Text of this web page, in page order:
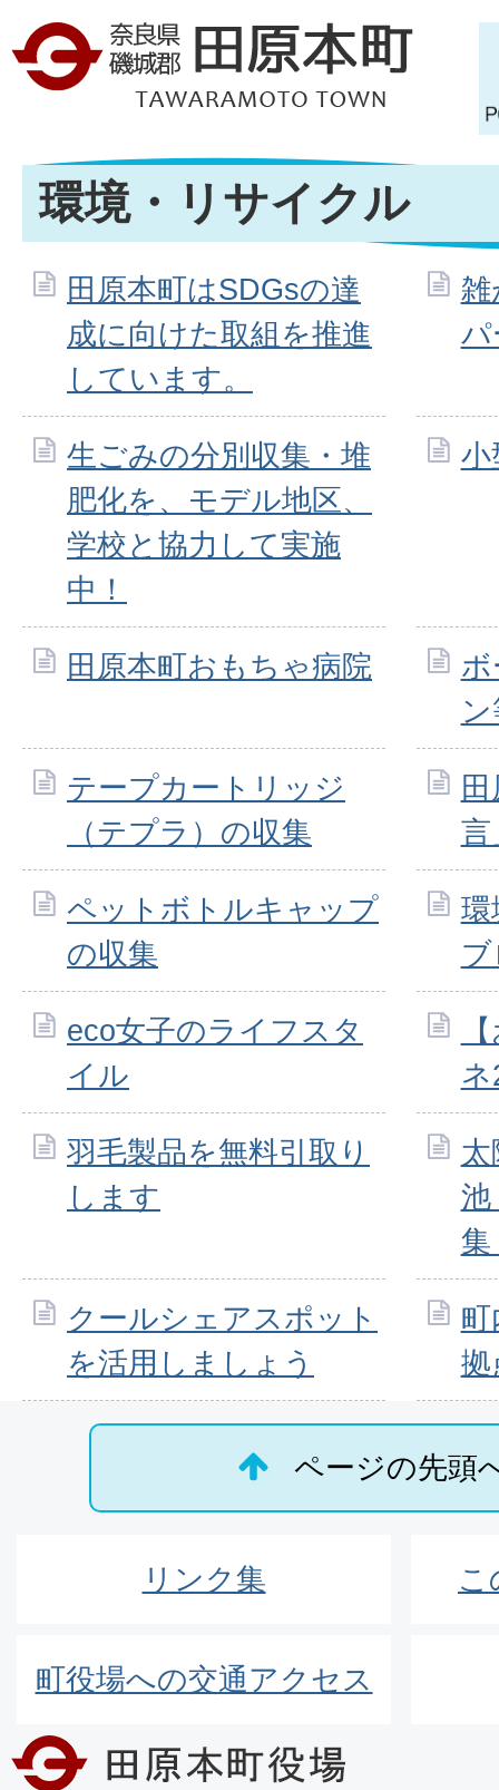
環境・リサイクル
田原本町はSDGsの達
成に向けた取組を推進
しています。
パ
生ごみの分別収集・堆
肥化を、モデル地区、
学校と協力して実施
中！
小
田原本町おもちゃ病院
テープカートリッジ
（テプラ）の収集
言
ペットボトルキャップ
の収集
環
eco女子のライフスタ
イル
羽毛製品を無料引取り
します
太
池
集
クールシェアスポット
を活用しましょう
拠
ページの先頭
リンク集 こ
町役場への交通アクセス